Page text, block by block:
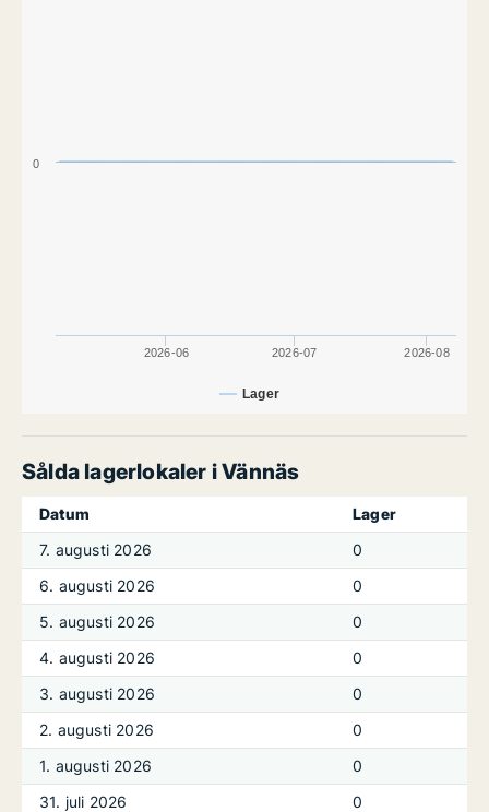
Lager
2026-06 2026-07 2026-08
0
Sålda lagerlokaler i Vännäs
Datum
Lager
7. augusti 2026
0
6. augusti 2026
0
5. augusti 2026
0
4. augusti 2026
0
3. augusti 2026
0
2. augusti 2026
0
1. augusti 2026
0
31. juli 2026
0